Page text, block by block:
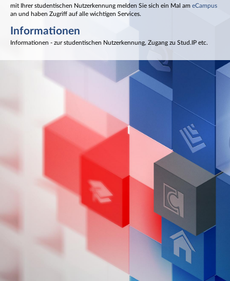
mit Ihrer studentischen Nutzerkennung melden Sie sich ein Mal am eCampus
an und haben Zugriff auf alle wichtigen Services.
Informationen
Informationen - zur studentischen Nutzerkennung, Zugang zu Stud.IP etc.